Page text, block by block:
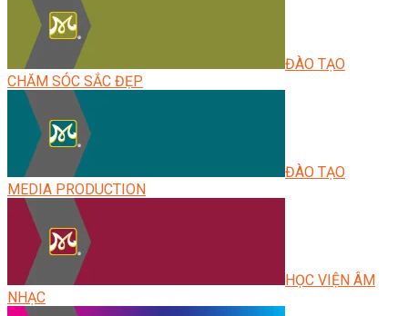
ĐÀO TẠO
CHĂM SÓC SẮC ĐẸP
ĐÀO TẠO
MEDIA PRODUCTION
HỌC VIỆN ÂM
NHẠC